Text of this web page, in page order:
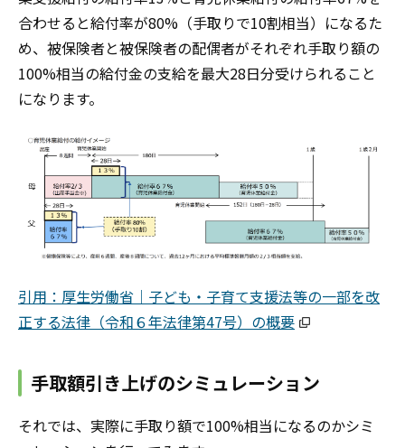
合わせると給付率が80%（手取りで10割相当）になるた
め、被保険者と被保険者の配偶者がそれぞれ手取り額の
100%相当の給付金の支給を最大28日分受けられること
になります。
引用：厚生労働省｜子ども・子育て支援法等の一部を改
正する法律（令和６年法律第47号）の概要
手取額引き上げのシミュレーション
それでは、実際に手取り額で100%相当になるのかシミ